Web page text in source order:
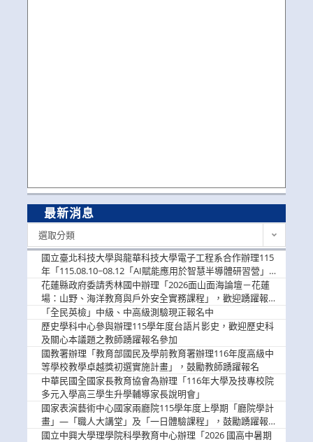
最新消息
選取分類
國立臺北科技大學與龍華科技大學電子工程系合作辦理115
年「115.08.10~08.12「AI賦能應用於智慧半導體研習營」，
歡迎學生踴躍報名參加
花蓮縣政府委請秀林國中辦理「2026面山面海論壇－花蓮
場：山野、海洋教育與戶外安全實務課程」，歡迎踴躍報名
參加
「全民英檢」中級、中高級測驗現正報名中
歷史學科中心參與辦理115學年度台語片影史，歡迎歷史科
及關心本議題之教師踴躍報名參加
國教署辦理「教育部國民及學前教育署辦理116年度高級中
等學校教學卓越獎初選實施計畫」，鼓勵教師踴躍報名
中華民國全國家長教育協會為辦理「116年大學及技專校院
多元入學高三學生升學輔導家長說明會」
國家表演藝術中心國家兩廳院115學年度上學期「廳院學計
畫」—「職人大講堂」及「一日體驗課程」，鼓勵踴躍報名
參與。
國立中興大學理學院科學教育中心辦理「2026 國高中暑期